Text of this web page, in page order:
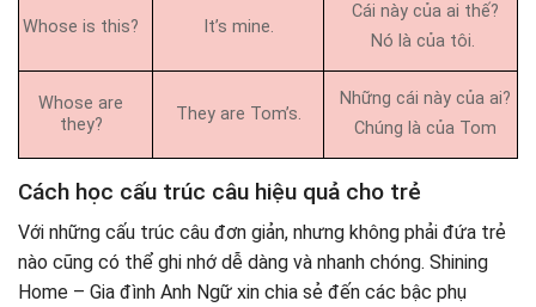
Whose is this? It’s mine.
Cái này của ai thế?
Nó là của tôi.
Whose are
they?
They are Tom’s.
Những cái này của ai?
Chúng là của Tom
Cách học cấu trúc câu hiệu quả cho trẻ
Với những cấu trúc câu đơn giản, nhưng không phải đứa trẻ
nào cũng có thể ghi nhớ dễ dàng và nhanh chóng. Shining
Home – Gia đình Anh Ngữ xin chia sẻ đến các bậc phụ